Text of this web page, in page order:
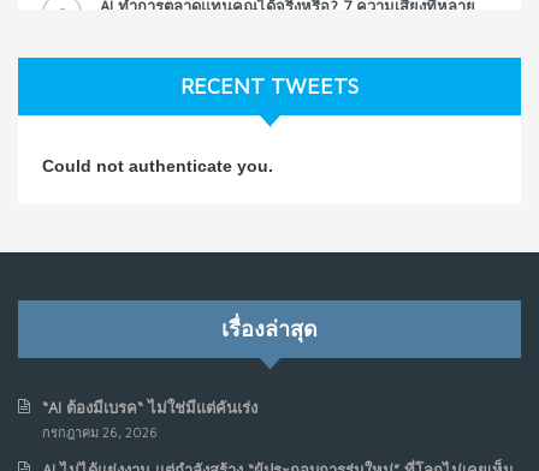
3
AI ทำการตลาดแทนคุณได้จริงหรือ? 7 ความเสี่ยงที่หลาย
NO COMMENTS
Koe ในแบบอาจารย์บอม
รัฐอาจเป็นจุดเริ่มต้นของ “ขบวนการประท้วงดิจิทัล” ครั้งใหม่
6
RECENT TWEETS
Could not authenticate you.
เรื่องล่าสุด
“AI ต้องมีเบรค“ ไม่ใช่มีแต่คันเร่ง
กรกฎาคม 26, 2026